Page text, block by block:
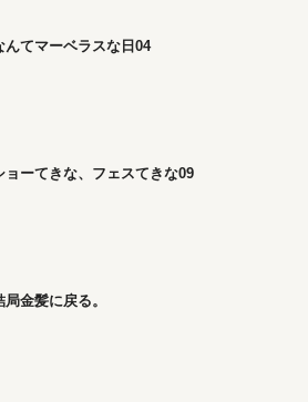
んてマーベラスな日04
ョーてきな、フェスてきな09
局金髪に戻る。